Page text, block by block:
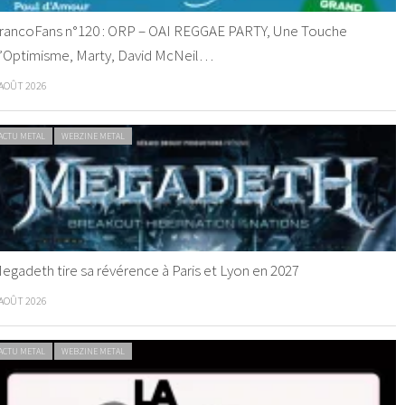
n°120 : ORP – OAI REGGAE PARTY, Une Touche
Marty, David McNeil…
2026
METAL WEBZINE METAL
tire sa révérence à Paris et Lyon en 2027
2026
METAL WEBZINE METAL